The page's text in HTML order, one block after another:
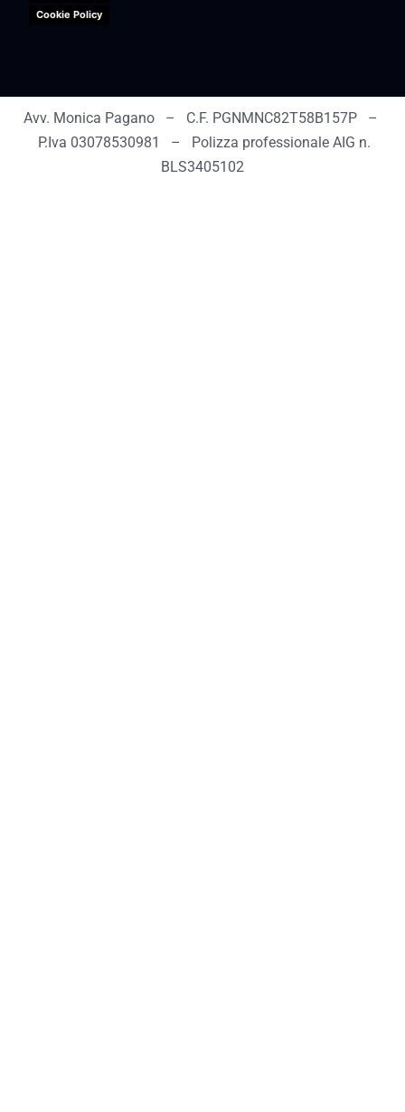
Cookie Policy
Avv. Monica Pagano – C.F. PGNMNC82T58B157P –
P.Iva 03078530981 – Polizza professionale AIG n.
BLS3405102